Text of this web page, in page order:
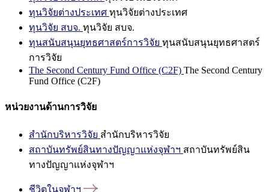
ทุนวิจัยต่างประเทศ ทุนวิจัยต่างประเทศ
ทุนวิจัย สบจ. ทุนวิจัย สบจ.
ทุนสนับสนุนยุทธศาสตร์การวิจัย ทุนสนับสนุนยุทธศาสตร์
การวิจัย
The Second Century Fund Office (C2F) The Second Century
Fund Office (C2F)
หน่วยงานด้านการวิจัย
สำนักบริหารวิจัย สำนักบริหารวิจัย
สถาบันทรัพย์สินทางปัญญาแห่งจุฬาฯ สถาบันทรัพย์สิน
ทางปัญญาแห่งจุฬาฯ
ชีวิตในจุฬาฯ